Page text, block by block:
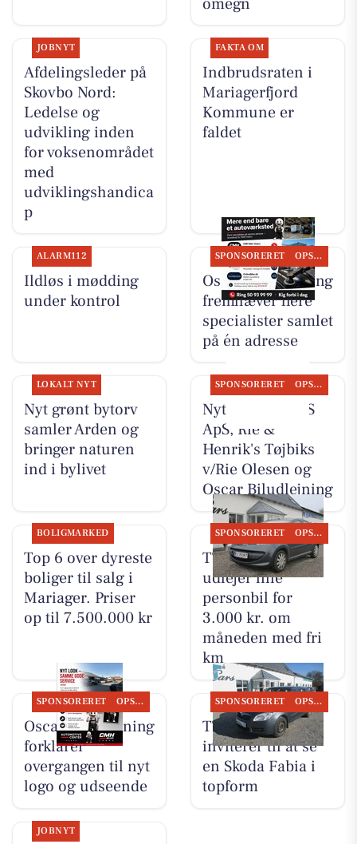
JOBNYT
Afdelingsleder på
Skovbo Nord:
Ledelse og
udvikling inden
for voksenområdet
med
udviklingshandica
p
FAKTA OM
Indbrudsraten i
Mariagerfjord
Kommune er
faldet
ALARM112
Ildløs i mødding
under kontrol
SPONSORERET OPSLAGSTAVLEN
Oscar Biludlejning
fremhæver flere
specialister samlet
på én adresse
LOKALT NYT
Nyt grønt bytorv
samler Arden og
bringer naturen
ind i bylivet
SPONSORERET OPSLAGSTAVLEN
Nyt fra TT CARS
ApS, Rie &
Henrik's Tøjbiks
v/Rie Olesen og
Oscar Biludlejning
BOLIGMARKED
Top 6 over dyreste
boliger til salg i
Mariager. Priser
op til 7.500.000 kr
SPONSORERET OPSLAGSTAVLEN
TT CARS ApS
udlejer lille
personbil for
3.000 kr. om
måneden med fri
km
SPONSORERET OPSLAGSTAVLEN
Oscar Biludlejning
forklarer
overgangen til nyt
logo og udseende
SPONSORERET OPSLAGSTAVLEN
TT CARS ApS
inviterer til at se
en Skoda Fabia i
topform
JOBNYT